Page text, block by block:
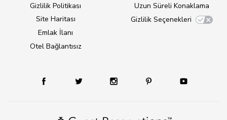
Gizlilik Politikası
Site Haritası
Emlak İlanı
Otel Bağlantısız
Uzun Süreli Konaklama
Gizlilik Seçenekleri